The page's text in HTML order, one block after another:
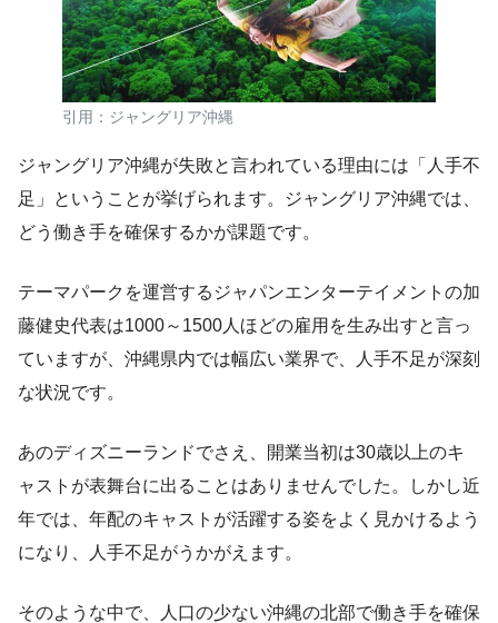
引用：ジャングリア沖縄
ジャングリア沖縄が失敗と言われている理由には「人手不
足」ということが挙げられます。ジャングリア沖縄では、
どう働き手を確保するかが課題です。
テーマパークを運営するジャパンエンターテイメントの加
藤健史代表は1000～1500人ほどの雇用を生み出すと言っ
ていますが、沖縄県内では幅広い業界で、人手不足が深刻
な状況です。
あのディズニーランドでさえ、開業当初は30歳以上のキ
ャストが表舞台に出ることはありませんでした。しかし近
年では、年配のキャストが活躍する姿をよく見かけるよう
になり、人手不足がうかがえます。
そのような中で、人口の少ない沖縄の北部で働き手を確保